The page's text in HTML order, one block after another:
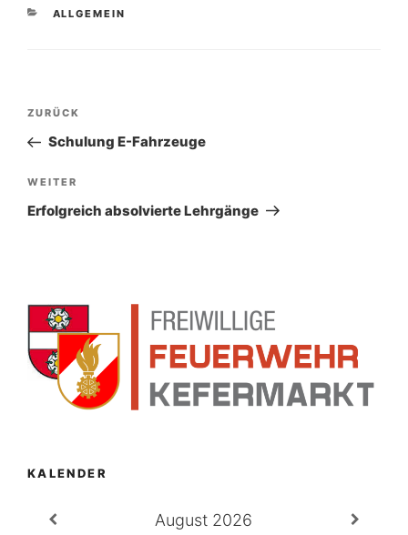
KATEGORIEN
ALLGEMEIN
Beitragsnavigation
Vorheriger
Beitrag
ZURÜCK
Schulung E-Fahrzeuge
Nächster
Beitrag
WEITER
Erfolgreich absolvierte Lehrgänge
KALENDER
August 2026